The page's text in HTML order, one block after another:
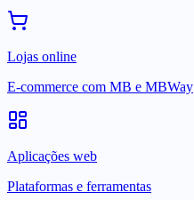
Lojas online
E-commerce com MB e MBWay
Aplicações web
Plataformas e ferramentas